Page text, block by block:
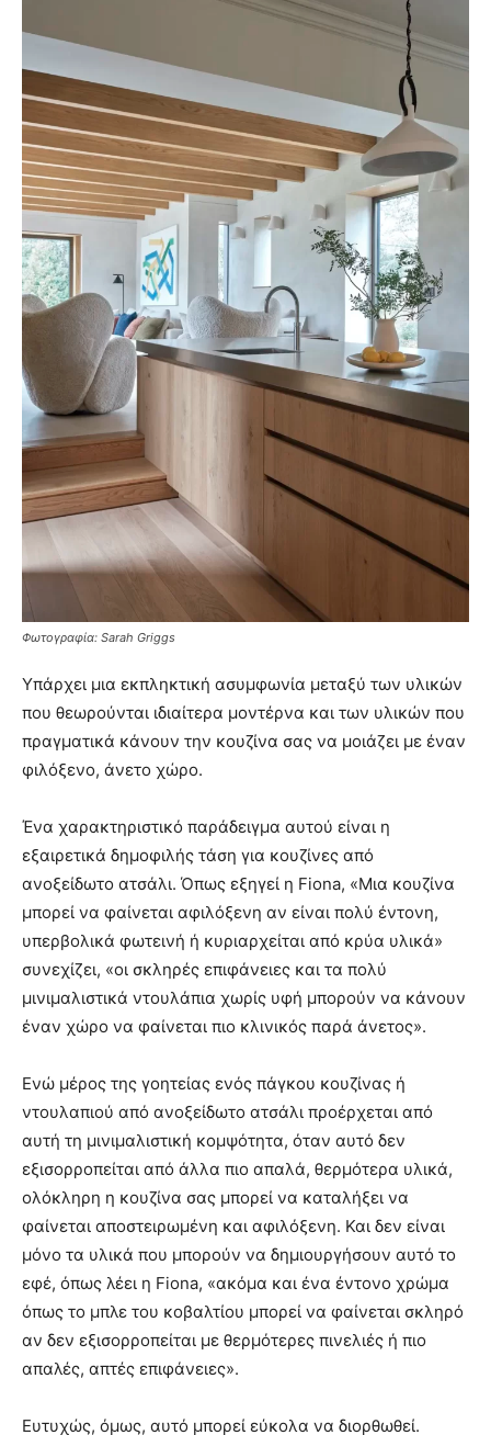
Φωτογραφία: Sarah Griggs
Υπάρχει μια εκπληκτική ασυμφωνία μεταξύ των υλικών
που θεωρούνται ιδιαίτερα μοντέρνα και των υλικών που
πραγματικά κάνουν την κουζίνα σας να μοιάζει με έναν
φιλόξενο, άνετο χώρο.
Ένα χαρακτηριστικό παράδειγμα αυτού είναι η
εξαιρετικά δημοφιλής τάση για κουζίνες από
ανοξείδωτο ατσάλι. Όπως εξηγεί η Fiona, «Μια κουζίνα
μπορεί να φαίνεται αφιλόξενη αν είναι πολύ έντονη,
υπερβολικά φωτεινή ή κυριαρχείται από κρύα υλικά»
συνεχίζει, «οι σκληρές επιφάνειες και τα πολύ
μινιμαλιστικά ντουλάπια χωρίς υφή μπορούν να κάνουν
έναν χώρο να φαίνεται πιο κλινικός παρά άνετος».
Ενώ μέρος της γοητείας ενός πάγκου κουζίνας ή
ντουλαπιού από ανοξείδωτο ατσάλι προέρχεται από
αυτή τη μινιμαλιστική κομψότητα, όταν αυτό δεν
εξισορροπείται από άλλα πιο απαλά, θερμότερα υλικά,
ολόκληρη η κουζίνα σας μπορεί να καταλήξει να
φαίνεται αποστειρωμένη και αφιλόξενη. Και δεν είναι
μόνο τα υλικά που μπορούν να δημιουργήσουν αυτό το
εφέ, όπως λέει η Fiona, «ακόμα και ένα έντονο χρώμα
όπως το μπλε του κοβαλτίου μπορεί να φαίνεται σκληρό
αν δεν εξισορροπείται με θερμότερες πινελιές ή πιο
απαλές, απτές επιφάνειες».
Ευτυχώς, όμως, αυτό μπορεί εύκολα να διορθωθεί.